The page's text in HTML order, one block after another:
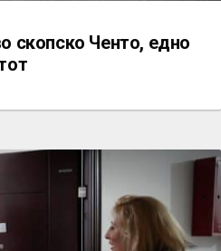
скопско Ченто, едно